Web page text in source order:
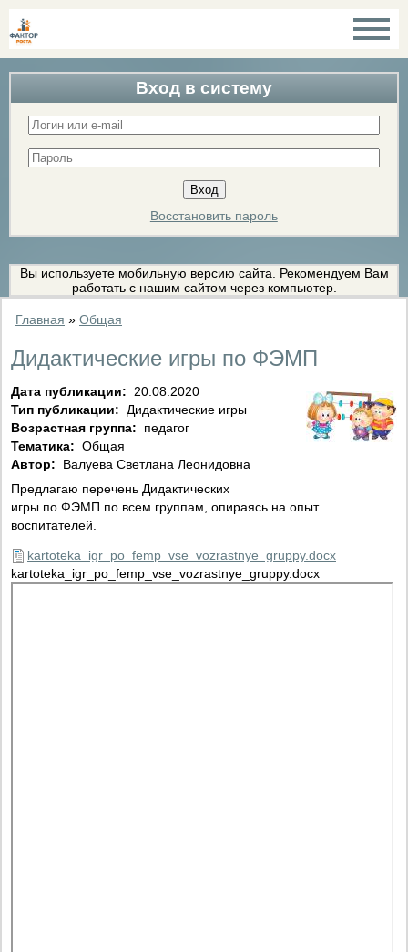
Вход в систему
Восстановить пароль
Вы используете мобильную версию сайта. Рекомендуем Вам
работать с нашим сайтом через компьютер.
Главная » Общая
Дидактические игры по ФЭМП
Дата публикации:
20.08.2020
Тип публикации:
Дидактические игры
Возрастная группа:
педагог
Тематика: Общая
Автор:
Валуева Светлана Леонидовна
Предлагаю перечень Дидактических
игры по ФЭМП по всем группам, опираясь на опыт
воспитателей.
kartoteka_igr_po_femp_vse_vozrastnye_gruppy.docx
kartoteka_igr_po_femp_vse_vozrastnye_gruppy.docx